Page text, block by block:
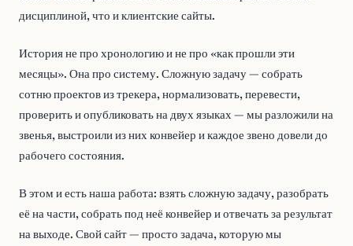
дисциплиной, что и клиентские сайты.
История не про хронологию и не про «как прошли эти
месяцы». Она про систему. Сложную задачу — собрать
сотню проектов из трекера, нормализовать, перевести,
проверить и опубликовать на двух языках — мы разложили на
звенья, выстроили из них конвейер и каждое звено довели до
рабочего состояния.
В этом и есть наша работа: взять сложную задачу, разобрать
её на части, собрать под неё конвейер и отвечать за результат
на выходе. Свой сайт — просто задача, которую мы